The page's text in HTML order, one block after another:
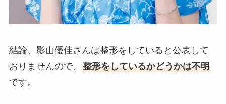
結論、影山優佳さんは整形をしていると公表して
おりませんので、 整形をしているかどうかは不明
です。